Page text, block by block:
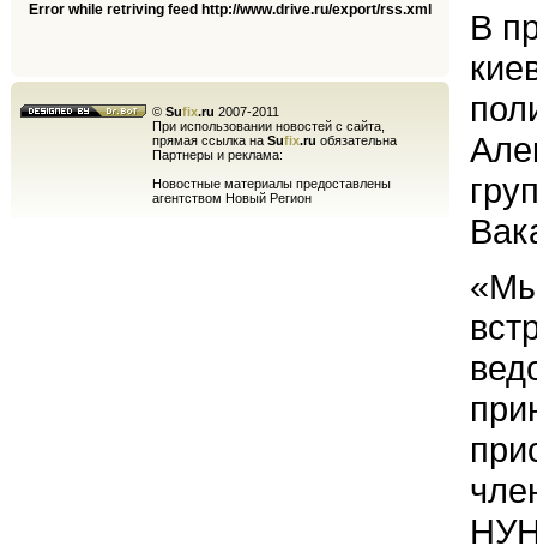
Error while retriving feed http://www.drive.ru/export/rss.xml
© Sufix.ru 2007-2011
При использовании новостей с сайта,
прямая ссылка на Sufix.ru обязательна
Партнеры и реклама:
Новостные материалы предоставлены
агентством Новый Регион
В